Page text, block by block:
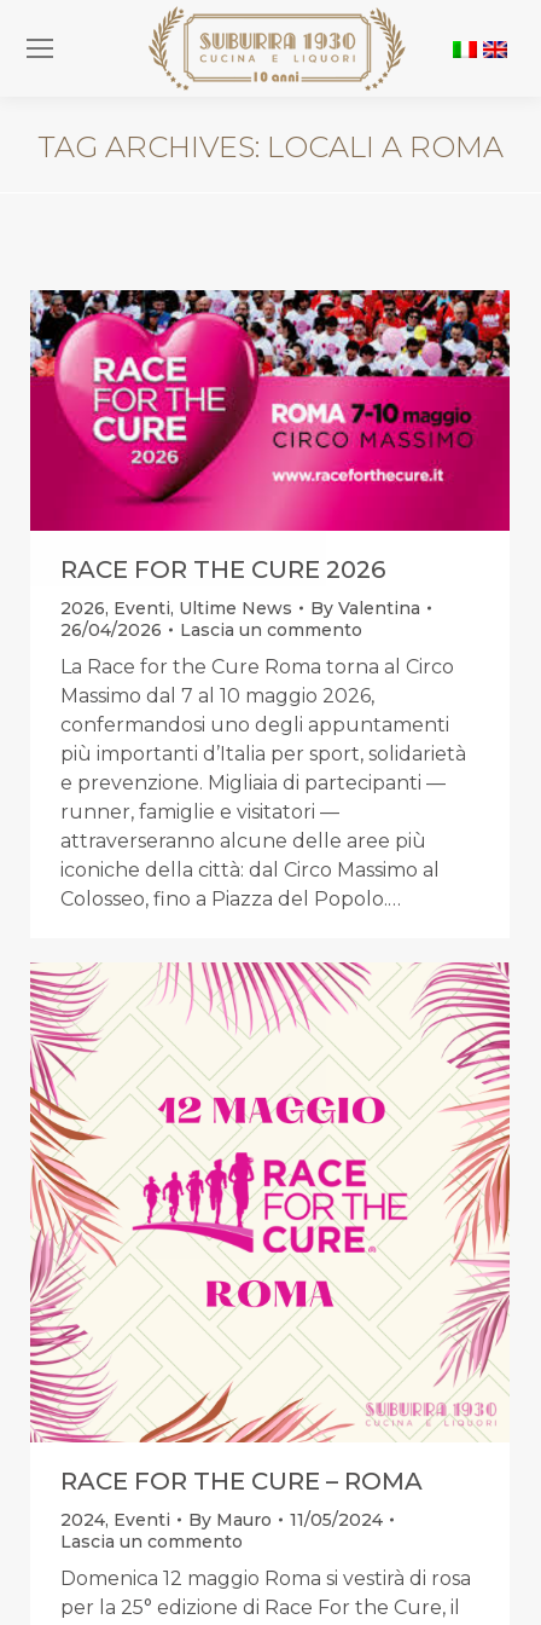
TAG ARCHIVES: LOCALI A ROMA
RACE FOR THE CURE 2026
2026, Eventi, Ultime News By Valentina
26/04/2026
Lascia un commento
La Race for the Cure Roma torna al Circo
Massimo dal 7 al 10 maggio 2026,
confermandosi uno degli appuntamenti
più importanti d’Italia per sport, solidarietà
e prevenzione. Migliaia di partecipanti —
runner, famiglie e visitatori —
attraverseranno alcune delle aree più
iconiche della città: dal Circo Massimo al
Colosseo, fino a Piazza del Popolo.…
RACE FOR THE CURE – ROMA
2024, Eventi By Mauro
11/05/2024
Lascia un commento
Domenica 12 maggio Roma si vestirà di rosa
per la 25° edizione di Race For the Cure, il